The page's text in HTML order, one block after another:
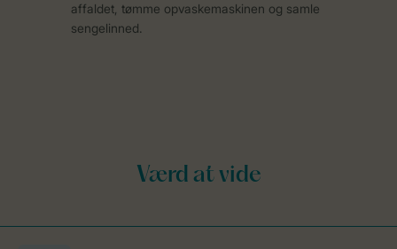
affaldet, tømme opvaskemaskinen og samle
sengelinned.